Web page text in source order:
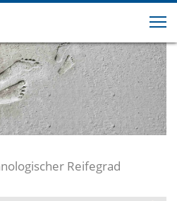
Reifegrad